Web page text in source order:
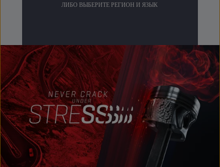
ЛИБО ВЫБЕРИТЕ РЕГИОН И ЯЗЫК